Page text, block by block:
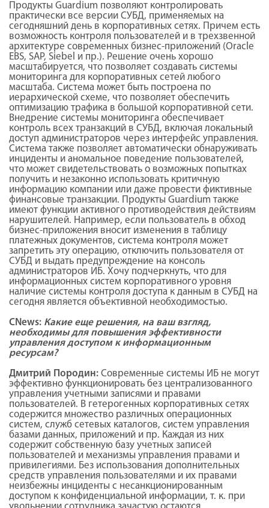
Продукты Guardium позволяют контролировать
практически все версии СУБД, применяемых на
сегодняшний день в корпоративных сетях. Причем есть
возможность контроля пользователей и в трехзвенной
архитектуре современных бизнес-приложений (Oracle
EBS, SAP, Siebel и пр.). Решение очень хорошо
масштабируется, что позволяет создавать системы
мониторинга для корпоративных сетей любого
масштаба. Система может быть построена по
иерархической схеме, что позволяет обеспечить
оптимизацию трафика в большой корпоративной сети.
Внедрение системы мониторинга обеспечивает
контроль всех транзакций в СУБД, включая локальный
доступ администраторов через интерфейс управления.
Система также позволяет автоматически обнаруживать
инциденты и аномальное поведение пользователей,
что может свидетельствовать о возможных попытках
получить и незаконно использовать критичную
информацию компании или даже провести фиктивные
финансовые транзакции. Продукты Guardium также
имеют функции активного противодействия действиям
нарушителей. Например, если пользователь в обход
бизнес-приложения вносит изменения в таблицу
платежных документов, система контроля может
запретить эту операцию, отключить пользователя от
СУБД и выдать предупреждение на консоль
администраторов ИБ. Хочу подчеркнуть, что для
информационных систем корпоративного уровня
наличие системы контроля доступа к данным в СУБД на
сегодня является объективной необходимостью.
CNews: Какие еще решения, на ваш взгляд,
необходимы для повышения эффективности
управления доступом к информационным
ресурсам?
Дмитрий Породин: Современные системы ИБ не могут
эффективно функционировать без централизованного
управления учетными записями и правами
пользователей. В гетерогенных корпоративных сетях
содержится множество различных операционных
систем, служб сетевых каталогов, систем управления
базами данных, приложений и пр. Каждая из них
содержит собственную базу учетных записей
пользователей и механизмы управления правами и
привилегиями. Без использования дополнительных
средств управления пользователями и их правами
неизбежны инциденты с несанкционированным
доступом к конфиденциальной информации, т. к. при